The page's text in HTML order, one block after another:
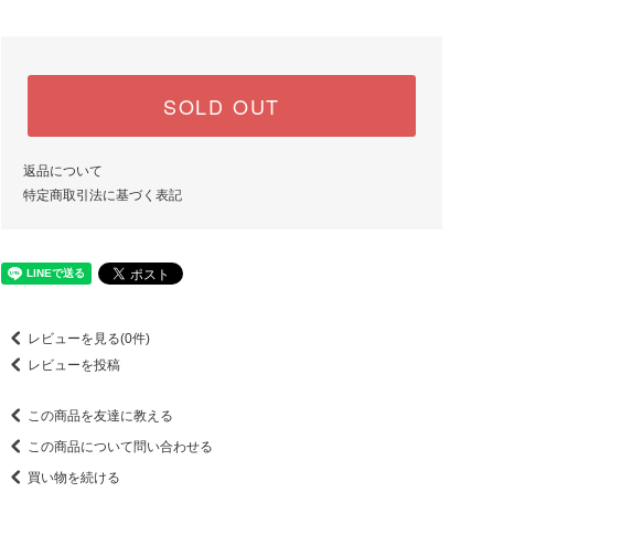
SOLD OUT
返品について
特定商取引法に基づく表記
レビューを見る(0件)
レビューを投稿
この商品を友達に教える
この商品について問い合わせる
買い物を続ける